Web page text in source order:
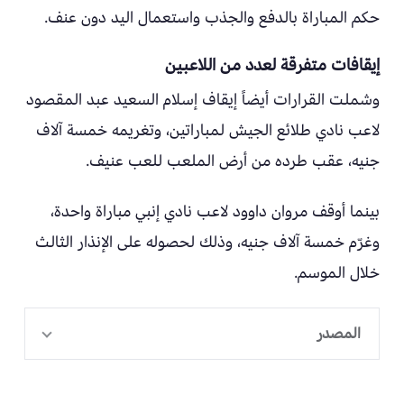
حكم المباراة بالدفع والجذب واستعمال اليد دون عنف.
إيقافات متفرقة لعدد من اللاعبين
وشملت القرارات أيضاً إيقاف إسلام السعيد عبد المقصود
لاعب نادي طلائع الجيش لمباراتين، وتغريمه خمسة آلاف
جنيه، عقب طرده من أرض الملعب للعب عنيف.
بينما أوقف مروان داوود لاعب نادي إنبي مباراة واحدة،
وغرّم خمسة آلاف جنيه، وذلك لحصوله على الإنذار الثالث
خلال الموسم.
المصدر